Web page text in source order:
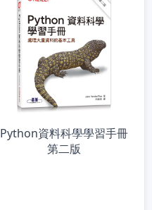
Python資料科學學習手冊
第二版